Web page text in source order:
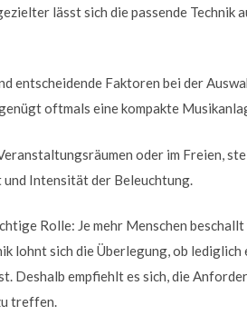
lässt sich die passende Technik
entscheidende Faktoren bei der
oftmals eine kompakte
oder im Freien,
Intensität der Beleuchtung.
Rolle: Je mehr Menschen
lohnt sich die Überlegung, ob
Deshalb empfiehlt es sich, die
treffen.